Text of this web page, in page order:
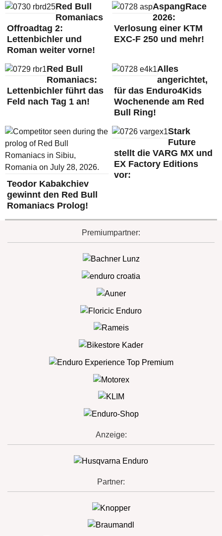
Red Bull
Romaniacs
Offroadtag 2:
Lettenbichler und
Roman weiter vorne!
AspangRace
2026:
Verlosung einer KTM
EXC-F 250 und mehr!
Red Bull
Romaniacs:
Lettenbichler führt das
Feld nach Tag 1 an!
Alles
angerichtet,
für das Enduro4Kids
Wochenende am Red
Bull Ring!
Teodor Kabakchiev
gewinnt den Red Bull
Romaniacs Prolog!
Stark
Future
stellt die VARG MX und
EX Factory Editions
vor:
Premiumpartner:
Anzeige:
Partner: